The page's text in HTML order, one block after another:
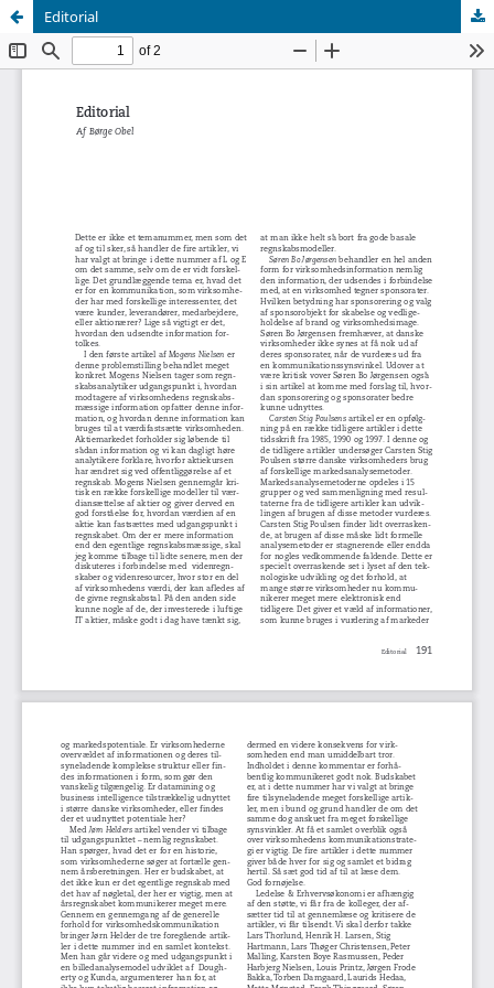
Editorial